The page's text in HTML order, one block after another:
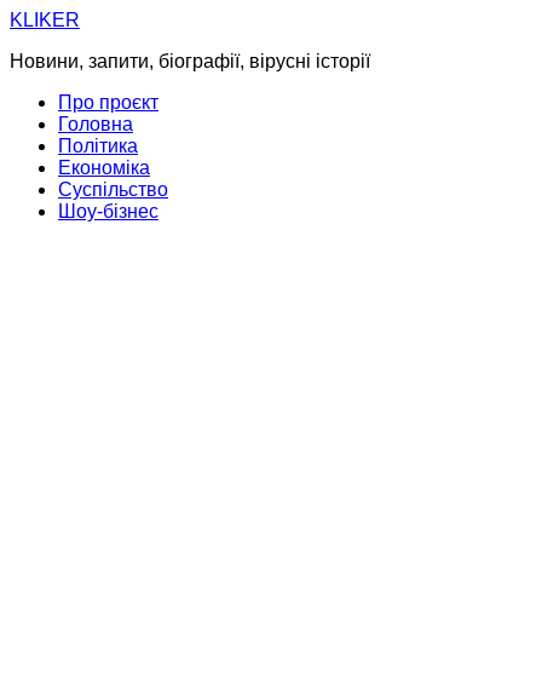
Skip
content
KLIKER
Новини, запити, біографії, вірусні історії
Про проєкт
Головна
Політика
Економіка
Суспільство
Шоу-бізнес